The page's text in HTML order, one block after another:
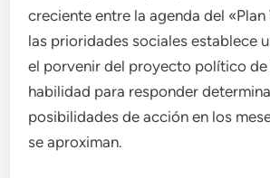
creciente entre la agenda del «Plan
las prioridades sociales establece
el porvenir del proyecto político de
habilidad para responder
posibilidades de acción en los
se aproximan.